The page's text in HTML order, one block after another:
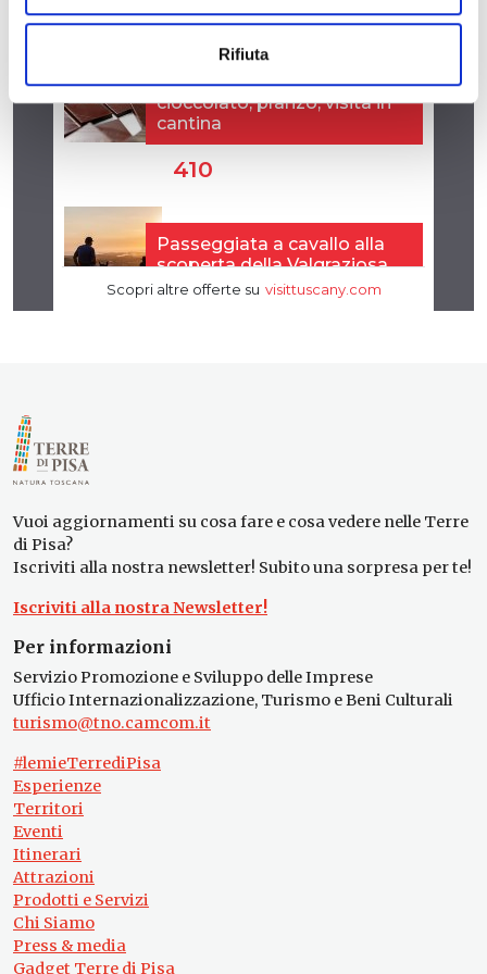
Rifiuta
Vuoi aggiornamenti su cosa fare e cosa vedere nelle Terre
di Pisa?
Iscriviti alla nostra newsletter! Subito una sorpresa per te!
Iscriviti alla nostra Newsletter!
Per informazioni
Servizio Promozione e Sviluppo delle Imprese
Ufficio Internazionalizzazione, Turismo e Beni Culturali
turismo@tno.camcom.it
#lemieTerrediPisa
Esperienze
Territori
Eventi
Itinerari
Attrazioni
Prodotti e Servizi
Chi Siamo
Press & media
Gadget Terre di Pisa